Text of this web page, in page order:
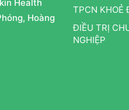
Health
Hoàng
TPCN KHOẺ
ĐIỀU TRỊ
NGHIỆP